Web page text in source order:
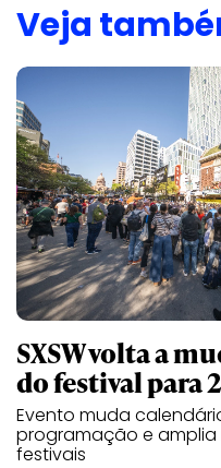
Veja
SXSW volta a
do festival para
Evento muda
programação e
festivais